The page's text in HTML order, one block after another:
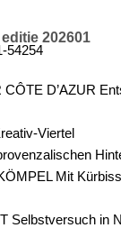
202601
54254
D’AZUR
Viertel
Mit
Selbstversuch in